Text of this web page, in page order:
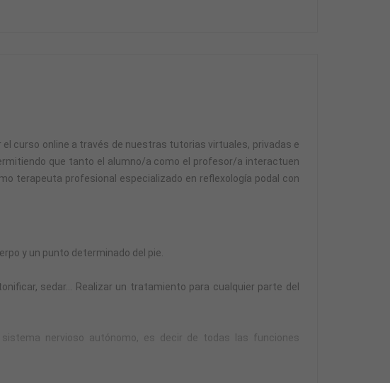
el curso online a través de nuestras tutorias virtuales, privadas e
que tanto el alumno/a como el profesor/a interactuen
terapeuta profesional especializado en reflexología podal con
y un punto determinado del pie.
sedar… Realizar un tratamiento para cualquier parte del
nervioso autónomo, es decir de todas las funciones